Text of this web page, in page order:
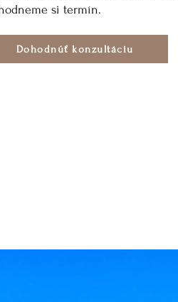
si termín.
Dohodnúť konzultáciu